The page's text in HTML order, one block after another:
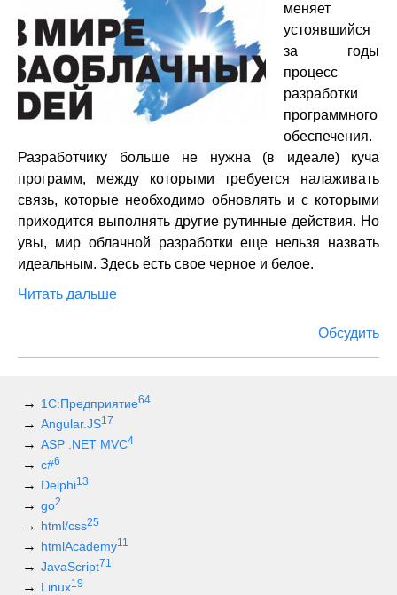
меняет
устоявшийся
за годы
процесс
разработки
программного
обеспечения.
Разработчику больше не нужна (в идеале) куча
программ, между которыми требуется налаживать
связь, которые необходимо обновлять и с которыми
приходится выполнять другие рутинные действия. Но
увы, мир облачной разработки еще нельзя назвать
идеальным. Здесь есть свое черное и белое.
Читать дальше
Обсудить
1С:Предприятие64
Angular.JS17
ASP .NET MVC4
c#6
Delphi13
go2
html/css25
htmlAcademy11
JavaScript71
Linux19